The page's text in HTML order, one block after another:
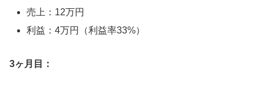
売上：12万円
利益：4万円（利益率33%）
3ヶ月目：